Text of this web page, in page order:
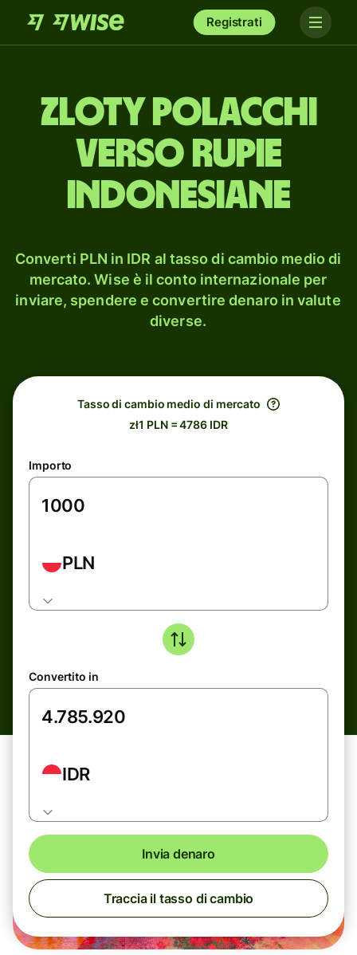
Registrati
zloty polacchi
verso rupie
indonesiane
Converti PLN in IDR al tasso di cambio medio di
mercato. Wise è il conto internazionale per
inviare, spendere e convertire denaro in valute
diverse.
Tasso di cambio medio di mercato
zł1 PLN = 4786 IDR
Importo
PLN
Convertito in
IDR
Invia denaro
Traccia il tasso di cambio